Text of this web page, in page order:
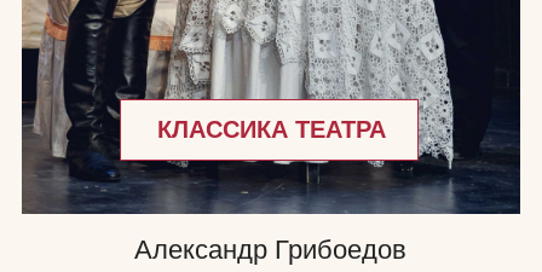
ГОРЕ ОТ УМА
Состав
Александр Грибоедов
Билеты
27/09 вс, 19:00
комедия